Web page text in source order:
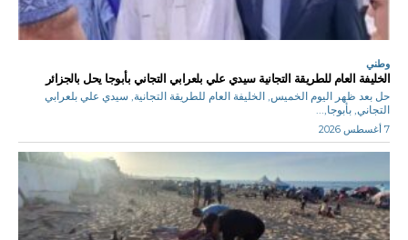
وطني
الخليفة العام للطريقة التجانية سيدي علي بلعرابي التجاني بأبوجا يحل بالجزائر
حل بعد ظهر اليوم الخميس, الخليفة العام للطريقة التجانية, سيدي علي بلعرابي
التجاني, بأبوجا,...
7 أغسطس 2026